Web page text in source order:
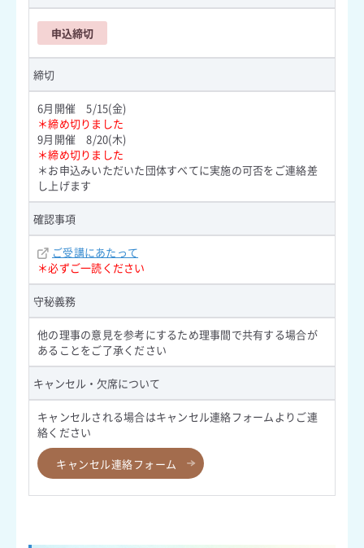
申込締切
締切
6月開催 5/15(金)
＊締め切りました
9月開催 8/20(木)
＊締め切りました
＊お申込みいただいた団体すべてに実施の可否をご連絡差
し上げます
確認事項
ご受講にあたって
＊必ずご一読ください
守秘義務
他の理事の意見を参考にするため理事間で共有する場合が
あることをご了承ください
キャンセル・欠席について
キャンセルされる場合はキャンセル連絡フォームよりご連
絡ください
キャンセル連絡フォーム